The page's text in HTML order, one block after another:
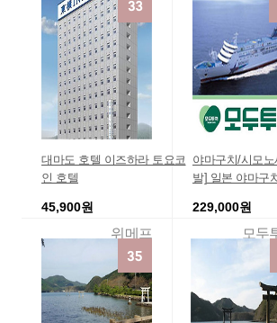
대마도 호텔 이즈하라 토요코
인 호텔
45,900원
위메프
야마구치/시모
발] 일본 야마구
일 [핵심일정] 야
객 일본모두관광
229,000원